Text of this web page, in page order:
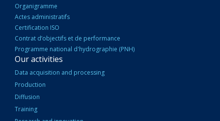
Organigramme
Actes administratifs
Certification ISO
Contrat d’objectifs et de performance
Programme national d'hydrographie (PNH)
Our activities
Data acquisition and processing
Production
Diffusion
Training